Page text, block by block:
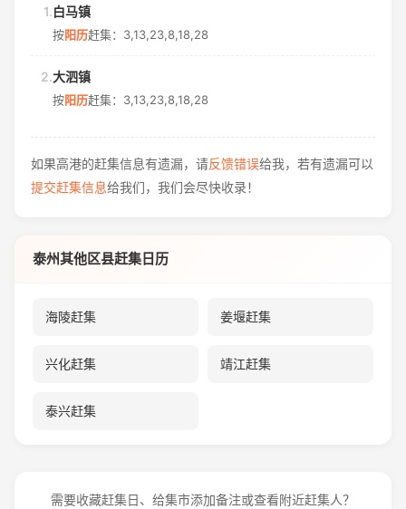
1.白马镇
按阳历赶集：3,13,23,8,18,28
2.大泗镇
按阳历赶集：3,13,23,8,18,28
如果高港的赶集信息有遗漏，请反馈错误给我，若有遗漏可以
提交赶集信息给我们，我们会尽快收录！
泰州其他区县赶集日历
海陵赶集 姜堰赶集
兴化赶集 靖江赶集
泰兴赶集
需要收藏赶集日、给集市添加备注或查看附近赶集人？